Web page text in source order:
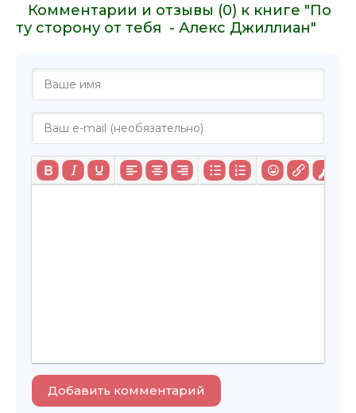
Комментарии и отзывы (0) к книге "По
ту сторону от тебя - Алекс Джиллиан"
Добавить комментарий